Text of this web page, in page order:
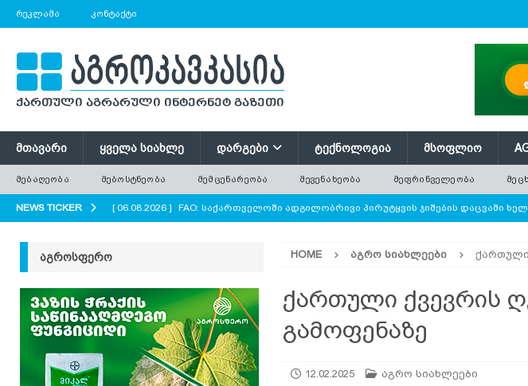
ᲠᲔᲙᲚᲐᲛᲐ ᲙᲝᲜᲢᲐᲥᲢᲘ
ᲛᲗᲐᲕᲐᲠᲘ ᲧᲕᲔᲚᲐ ᲡᲘᲐᲮᲚᲔ ᲓᲐᲠᲒᲔᲑᲘ ᲢᲔᲥᲜᲝᲚᲝᲒᲘᲐ ᲛᲡᲝᲤᲚᲘᲝ
ᲛᲔᲑᲐᲦᲔᲝᲑᲐ ᲛᲔᲑᲝᲡᲢᲜᲔᲝᲑᲐ ᲛᲔᲛᲪᲔᲜᲐᲠᲔᲝᲑᲐ ᲛᲔᲕᲔᲜᲐᲮᲔᲝᲑᲐ ᲛᲔᲤᲠᲘᲜᲕᲔᲚᲔᲝᲑᲐ
NEWS TICKER [ 06.08.2026 ] FAO: საქართველოში ადგილობრივი პირუტყვის ჯიშების დაცვაში
ძველი ხე უფრო ძვირფასია, ვიდრე ათობით ახალი ნერგი — რატომ
ყოველთვის მოჭრილ ხეს? AGROPLUS
[ 06.08.2026 ] ტრაქტორი, რომელიც საბურავების წნევას თავად არეგულირებს
[ 06.08.2026 ] რუკოლა — არომატული ფოთლოვანი ბოსტნეული, რომლის
იზრდება ᲛᲔᲑᲝᲡᲢᲜᲔᲝᲑᲐ
HOME ᲐᲒᲠᲝ ᲡᲘᲐᲮᲚᲔᲔᲑᲘ
ქართული ქვევრის
გამოფენაზე
12.02.2025 აგრო სიახლეები
ᲐᲒᲠᲝᲡᲤᲔᲠᲝ